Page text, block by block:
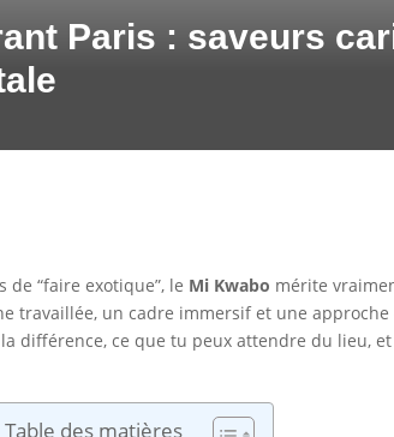
Paris : saveurs
“faire exotique”, le Mi Kwabo mérite
travaillée, un cadre immersif et une
différence, ce que tu peux attendre du lieu,
Table des matières